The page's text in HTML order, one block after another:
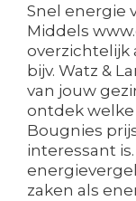
Snel energie
Middels
overzichtelijk
bijv. Watz &
van jouw
ontdek
Bougnies
interessant
zaken als